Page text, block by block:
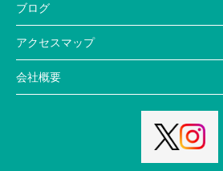
ブログ
アクセスマップ
会社概要